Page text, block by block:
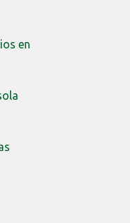
en